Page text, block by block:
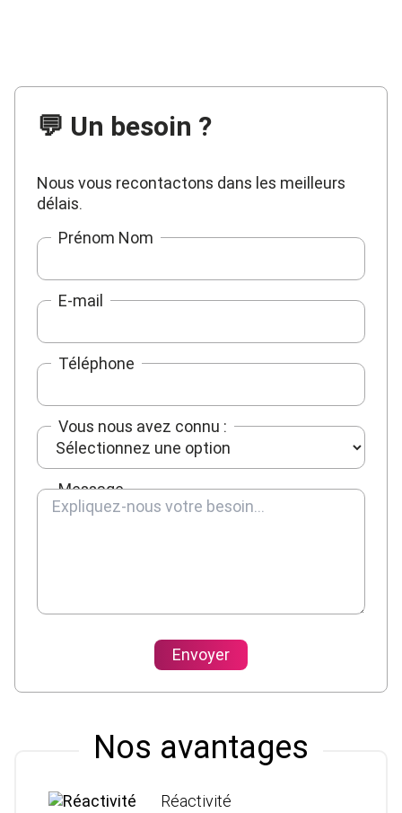
💬 Un besoin ?
Nous vous recontactons dans les meilleurs
délais.
Prénom Nom
E-mail
Téléphone
Vous nous avez connu :
Message
Envoyer
Nos avantages
Réactivité